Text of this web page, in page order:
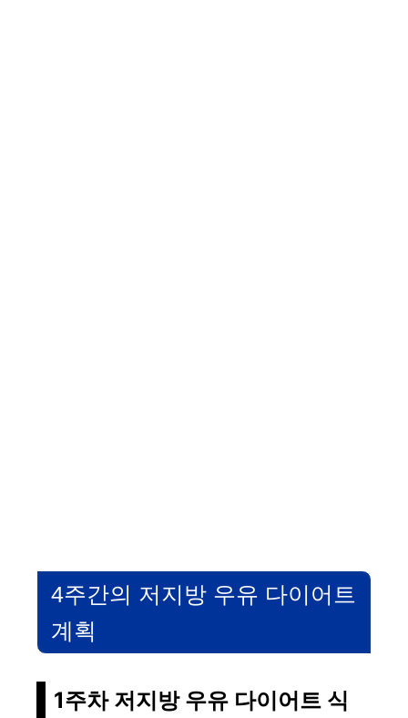
4주간의 저지방 우유 다이어트
계획
1주차 저지방 우유 다이어트 식